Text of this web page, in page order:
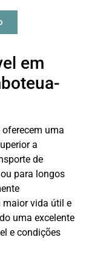
em
uma
a
de
para longos
maior vida útil e
uma excelente
e condições